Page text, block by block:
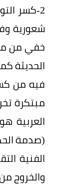
2-كسر
شعورية
خفي من
الحديثة
فيه من
مبتكرة
العربية
(صدمة
الفنية
والخروج من